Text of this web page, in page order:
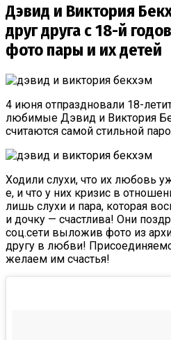
Дэвид и Виктория
друг друга с 18-й
фото пары и их детей
4 июня отпраздновали 18-
любимые Дэвид и Виктория
считаются самой стильной
Ходили слухи, что их любовь
е, и что у них кризис в
лишь слухи и пара, которая
и дочку — счастлива! Они
соц.сети выложив фото из
другу в любви!
желаем им счастья!